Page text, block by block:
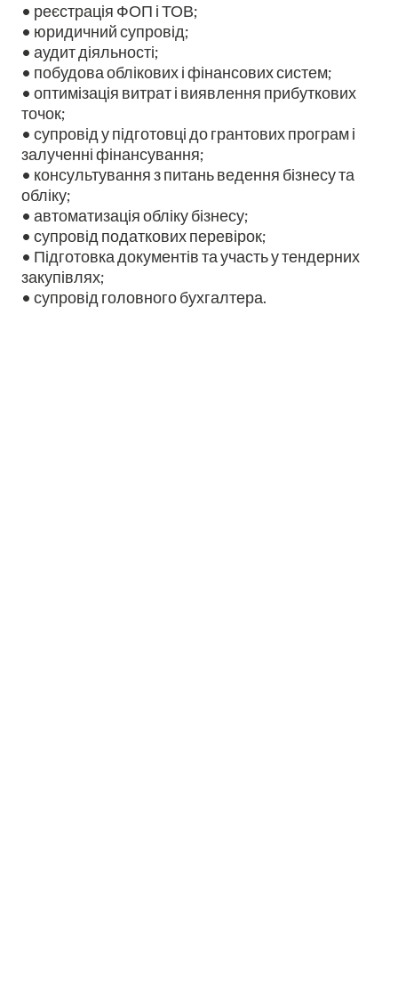
• реєстрація ФОП і ТОВ;
• юридичний супровід;
• аудит діяльності;
• побудова облікових і фінансових систем;
• оптимізація витрат і виявлення прибуткових
точок;
• супровід у підготовці до грантових програм і
залученні фінансування;
• консультування з питань ведення бізнесу та
обліку;
• автоматизація обліку бізнесу;
• супровід податкових перевірок;
• Підготовка документів та участь у тендерних
закупівлях;
• супровід головного бухгалтера.